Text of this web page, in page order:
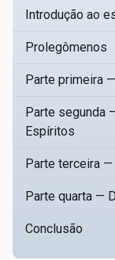
Introdução ao
Prolegômenos
Parte primeira
Parte segunda
Espíritos
Parte terceira
Parte quarta —
Conclusão